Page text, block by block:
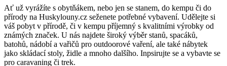
Ať už vyrážíte s obytňákem, nebo jen se stanem, do kempu či do
přírody na Huskylouny.cz seženete potřebné vybavení. Udělejte si
váš pobyt v přírodě, či v kempu příjemný s kvalitními výrobky od
známých značek. U nás najdete široký výběr stanů, spacáků,
batohů, nádobí a vařičů pro outdoorové vaření, ale také nábytek
jako skládací stoly, židle a mnoho dalšího. Inpsirujte se a vybavte se
pro caravaning či trek.